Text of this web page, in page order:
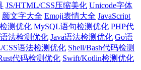
JS/HTML/CSS压缩美化 Unicode字体
颜文字大全 Emoji表情大全 JavaScript
测优化 MySQL语句检测优化 PHP代
法检测优化 Java语法检测优化 Go语
语法检测优化 Shell/Bash代码检测
代码检测优化 Swift/Kotlin检测优化